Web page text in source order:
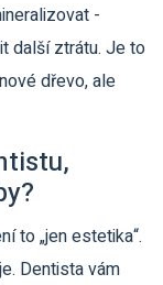
-
další ztrátu. Je to
dřevo, ale
to „jen estetika“.
Dentista vám